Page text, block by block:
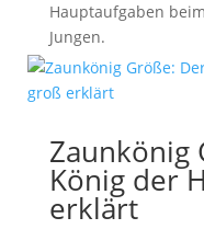
Hauptaufgaben
Jungen.
Zaunkönig
König der
erklärt